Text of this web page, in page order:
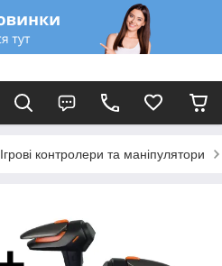
Ігрові контролери та маніпулятори